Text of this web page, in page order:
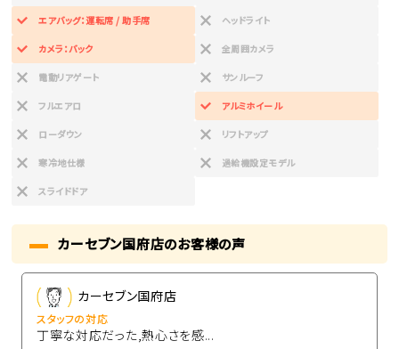
エアバッグ：運転席 / 助手席 ヘッドライト
カメラ：バック 全周囲カメラ
電動リアゲート サンルーフ
フルエアロ アルミホイール
ローダウン リフトアップ
寒冷地仕様 過給機設定モデル
スライドドア
カーセブン国府店のお客様の声
カーセブン国府店
スタッフの対応
丁寧な対応だった,熱心さを感...